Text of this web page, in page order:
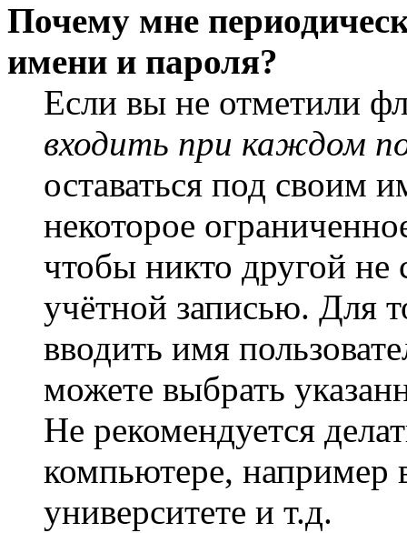
Почему мне
имени и пароля?
Если вы не отметили
входить при каждом
оставаться под своим
некоторое
чтобы никто другой не
учётной записью. Для
вводить имя
можете выбрать
Не рекомендуется
компьютере, например
университете и т.д.